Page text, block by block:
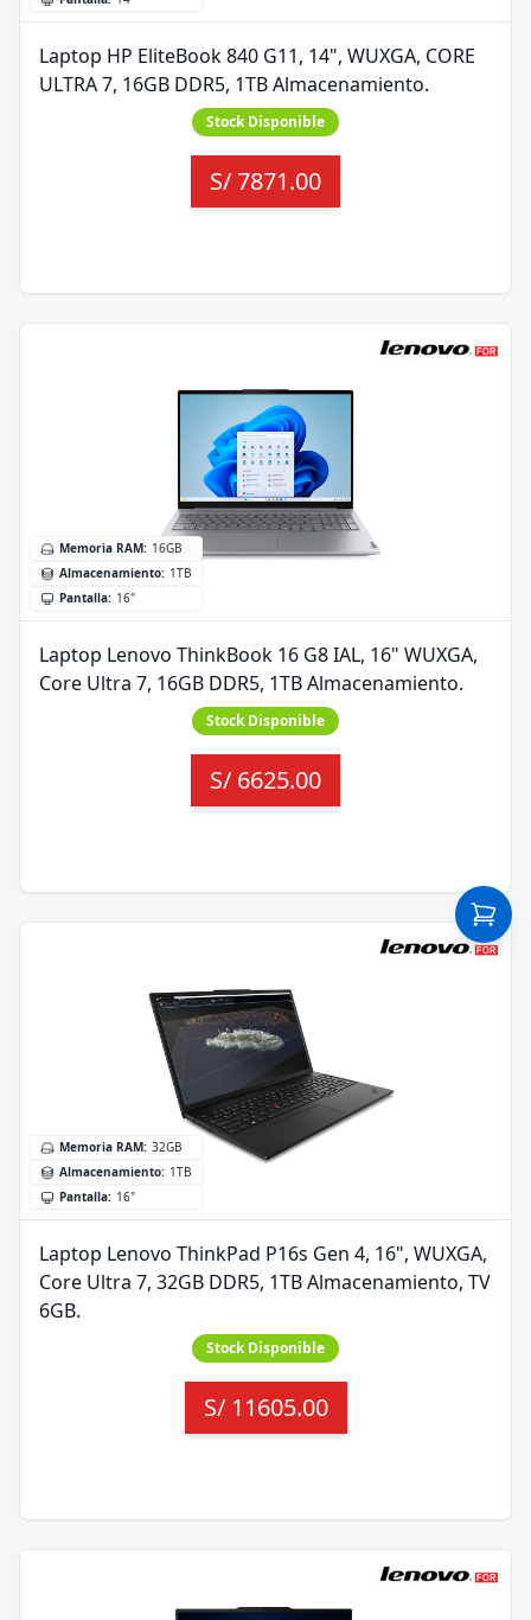
Laptop HP EliteBook 840 G11, 14", WUXGA, CORE
ULTRA 7, 16GB DDR5, 1TB Almacenamiento.
Stock Disponible
S/7871.00
Memoria RAM: 16GB
Almacenamiento: 1TB
Pantalla: 16"
Laptop Lenovo ThinkBook 16 G8 IAL, 16" WUXGA,
Core Ultra 7, 16GB DDR5, 1TB Almacenamiento.
Stock Disponible
S/ 6625.00
Memoria RAM: 32GB
Almacenamiento: 1TB
Pantalla: 16"
Laptop Lenovo ThinkPad P16s Gen 4, 16", WUXGA,
Core Ultra 7, 32GB DDR5, 1TB Almacenamiento, TV
6GB.
Stock Disponible
S/ 11605.00